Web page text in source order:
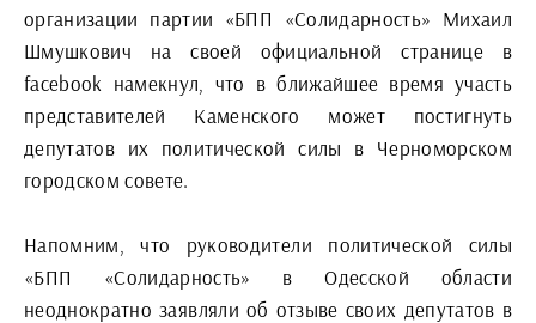
организации партии «БПП «Солидарность» Михаил
Шмушкович на своей официальной странице в
facebook намекнул, что в ближайшее время участь
представителей Каменского может постигнуть
депутатов их политической силы в Черноморском
городском совете.
Напомним, что руководители политической силы
«БПП «Солидарность» в Одесской области
неоднократно заявляли об отзыве своих депутатов в